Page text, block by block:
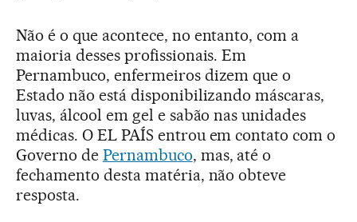
Não é o que acontece, no entanto, com a
maioria desses profissionais. Em
Pernambuco, enfermeiros dizem que o
Estado não está disponibilizando máscaras,
luvas, álcool em gel e sabão nas unidades
médicas. O EL PAÍS entrou em contato com o
Governo de Pernambuco, mas, até o
fechamento desta matéria, não obteve
resposta.